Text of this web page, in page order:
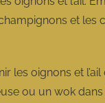
et les
les oignons et
ou un wok dans